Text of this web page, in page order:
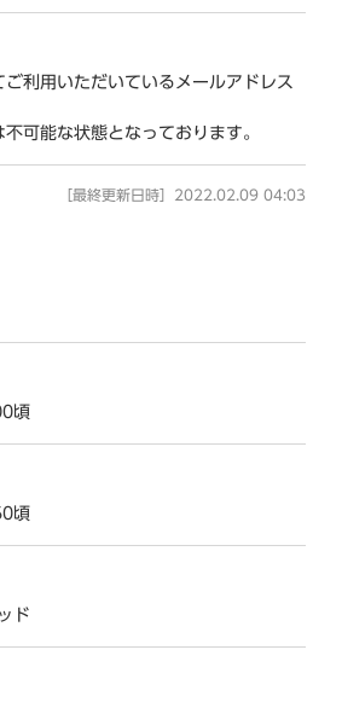
ご利用いただいているメールアドレス
可能な状態となっております。
［最終更新日時］2022.02.09 04:03
頃
頃
ド